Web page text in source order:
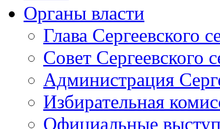
Органы власти
Глава Сергеевского
Совет Сергеевского
Администрация
Избирательная
Официальные